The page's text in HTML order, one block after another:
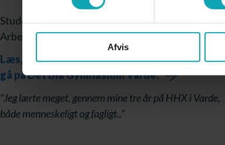
Afvis
Student fra Det Blå Gymnasium Varde HHX 2018
Arbejder i dag som advokatfuldmægtig
Læs, hvordan Hatem opnåede sin drøm ved at
gå på Det Blå Gymnasium Varde.
“Jeg lærte meget, gennem mine tre år på HHX i Varde,
både menneskeligt og fagligt..”